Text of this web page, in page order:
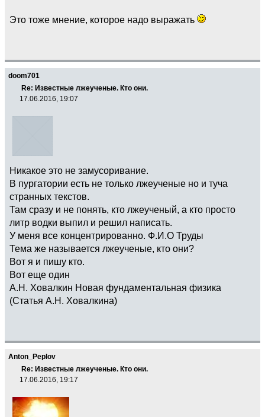
Это тоже мнение, которое надо выражать
doom701
Re: Известные лжеученые. Кто они.
17.06.2016, 19:07
Никакое это не замусоривание.
В пургатории есть не только лжеученые но и туча
странных текстов.
Там сразу и не понять, кто лжеученый, а кто просто
литр водки выпил и решил написать.
У меня все концентрированно. Ф.И.О Труды
Тема же называется лжеученые, кто они?
Вот я и пишу кто.
Вот еще один
А.Н. Ховалкин Новая фундаментальная физика
(Статья А.Н. Ховалкина)
Anton_Peplov
Re: Известные лжеученые. Кто они.
17.06.2016, 19:17